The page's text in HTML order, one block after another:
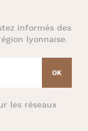
informés des
lyonnaise.
les réseaux